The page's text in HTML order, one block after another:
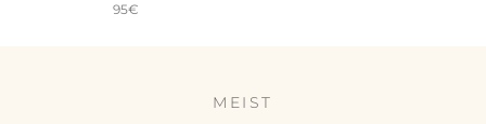
95€
MEIST